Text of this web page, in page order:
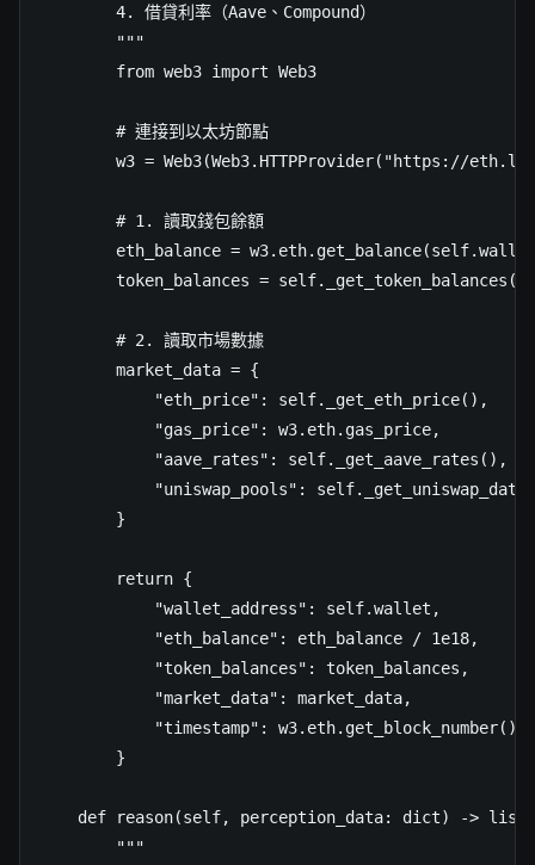
        4. 借貸利率（Aave、Compound）
        """
        from web3 import Web3
        # 連接到以太坊節點
w3 = Web3(Web3.HTTPProvider("https://
        # 1. 讀取錢包餘額
eth_balance =
token_balances =
        # 2. 讀取市場數據
        market_data = {
            "eth_price": self._get_eth_price(),
            "gas_price": w3.eth.gas_price,
            "aave_rates": self._get_aave_rates(),
"uniswap_pools":
        }
        return {
            "wallet_address": self.wallet,
            "eth_balance": eth_balance / 1e18,
            "token_balances": token_balances,
            "market_data": market_data,
            "timestamp": w3.eth.get_block_number()
        }
    def reason(self, perception_data: dict) -> list:
        """